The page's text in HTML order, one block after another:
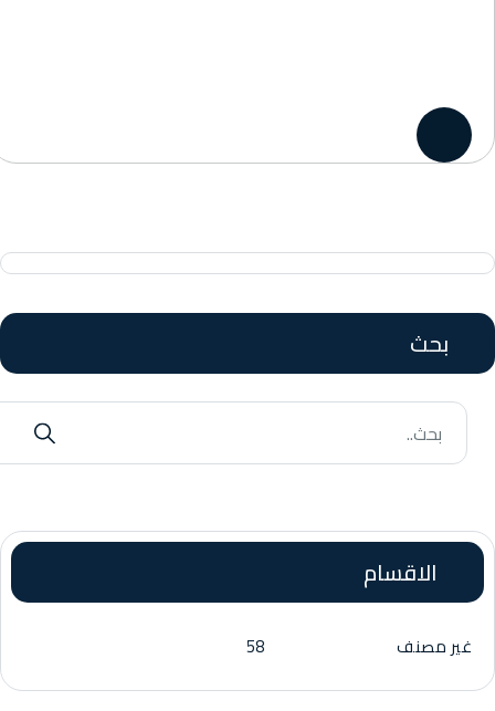
بحث
الاقسام
غير مصنف 58